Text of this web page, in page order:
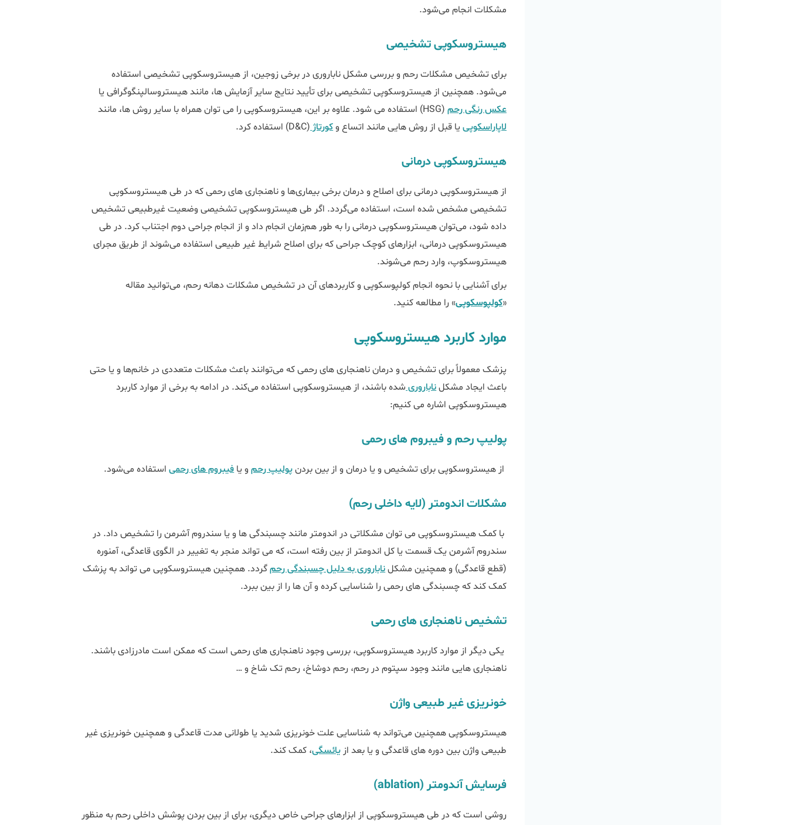
مشکلات انجام می‌شود.
هیستروسکوپی تشخیصی
برای تشخیص مشکلات رحم و بررسی مشکل ناباروری در برخی زوجین، از هیستروسکوپی تشخیصی استفاده
می‌شود. همچنین از هیستروسکوپی تشخیصی برای تأیید نتایج سایر آزمایش ها، مانند هیستروسالپنگوگرافی یا
عکس رنگی رحم(HSG) استفاده می شود. علاوه بر این، هیستروسکوپی را می توان همراه با سایر روش ها، مانند
لاپاراسکوپییا قبل از روش هایی مانند اتساع وکورتاژ(D&C) استفاده کرد.
هیستروسکوپی درمانی
از هیستروسکوپی درمانی برای اصلاح و درمان برخی بیماری‌ها و ناهنجاری‌ های رحمی که در طی هیستروسکوپی
تشخیصی مشخص شده است، استفاده می‌گردد. اگر طی هیستروسکوپی تشخیصی وضعیت غیرطبیعی تشخیص
داده شود، می‌توان هیستروسکوپی درمانی را به طور هم‌زمان انجام داد و از انجام جراحی دوم اجتناب کرد. در طی
هیستروسکوپی درمانی، ابزارهای کوچک جراحی که برای اصلاح شرایط غیر طبیعی استفاده می‌شوند از طریق مجرای
هیستروسکوپ، وارد رحم می‌شوند.
برای آشنایی با نحوه انجام کولپوسکوپی و کاربردهای آن در تشخیص مشکلات دهانه رحم، می‌توانید مقاله
«کولپوسکوپی» را مطالعه کنید.
موارد کاربرد هیستروسکوپی
پزشک معمولاً برای تشخیص و درمان ناهنجاری ‌های رحمی که می‌توانند باعث مشکلات متعددی در خانم‌ها و یا حتی
باعث ایجاد مشکلناباروریشده باشند، از هیستروسکوپی استفاده می‌کند. در ادامه به برخی از موارد کاربرد
هیستروسکوپی اشاره می کنیم:
پولیپ رحم و فیبروم‌ های رحمی
از هیستروسکوپی برای تشخیص و یا درمان و از بین بردنپولیپ رحمو یافیبروم ‌های رحمیاستفاده می‌شود.
مشکلات اندومتر (لایه داخلی رحم)
با کمک هیستروسکوپی می توان مشکلاتی در اندومتر مانند چسبندگی ها و یا سندروم آشرمن را تشخیص داد. در
سندروم آشرمن یک قسمت یا کل اندومتر از بین رفته است، که می تواند منجر به تغییر در الگوی قاعدگی، آمنوره
(قطع قاعدگی) و همچنین مشکلناباروری به دلیل چسبندگی رحمگردد. همچنین هیستروسکوپی می تواند به پزشک
کمک کند که چسبندگی ‌های رحمی را شناسایی کرده و آن ‌ها را از بین ببرد.
تشخیص ناهنجاری‌ های رحمی
یکی دیگر از موارد کاربرد هیستروسکوپی، بررسی وجود ناهنجاری‌ های رحمی ا‌ست که ممکن است مادرزادی باشند.
ناهنجاری هایی مانند وجود سپتوم در رحم، رحم دوشاخ، رحم تک شاخ و …
خونریزی غیر طبیعی واژن
هیستروسکوپی همچنین می‌تواند به شناسایی علت خونریزی شدید یا طولانی مدت قاعدگی و همچنین خونریزی غیر
طبیعی واژن بین دوره‌ های قاعدگی و یا بعد از یائسگی، کمک کند.
فرسایش آندومتر (ablation)
روشی است که در طی هیستروسکوپی از ابزارهای جراحی خاص دیگری، برای از بین بردن پوشش داخلی رحم به منظور